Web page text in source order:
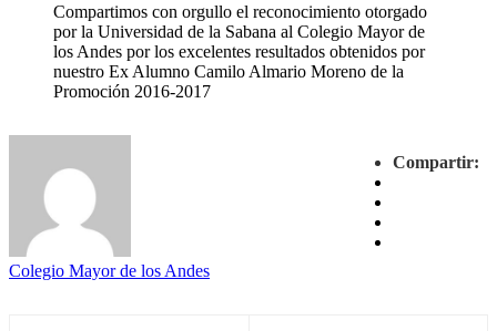
Compartimos con orgullo el reconocimiento otorgado
por la Universidad de la Sabana al Colegio Mayor de
los Andes por los excelentes resultados obtenidos por
nuestro Ex Alumno Camilo Almario Moreno de la
Promoción 2016-2017
Compartir:
Colegio Mayor de los Andes